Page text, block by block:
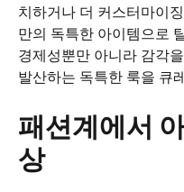
치하거나 더 커스터마이
만의 독특한 아이템으로
경제성뿐만 아니라 감각
발산하는 독특한 룩을 큐
패션계에서
상